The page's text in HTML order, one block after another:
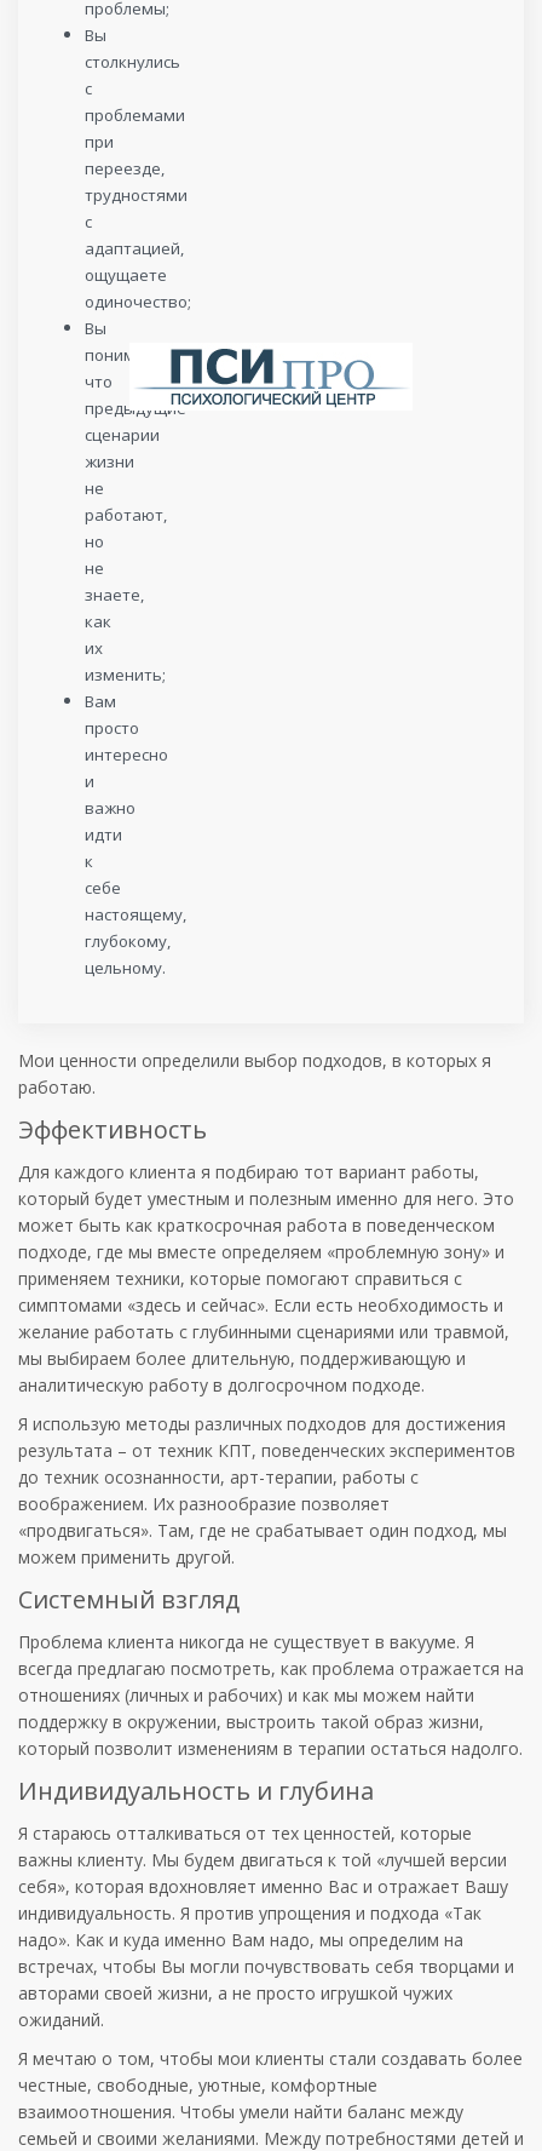
проблемы;
Вы
столкнулись
с
проблемами
при
переезде,
трудностями
с
адаптацией,
ощущаете
одиночество;
Вы
понимаете,
что
предыдущие
сценарии
жизни
не
работают,
но
не
знаете,
как
их
изменить;
Вам
просто
интересно
и
важно
идти
к
себе
настоящему,
глубокому,
цельному.
Мои ценности определили выбор подходов, в которых я
работаю.
Эффективность
Для каждого клиента я подбираю тот вариант работы,
который будет уместным и полезным именно для него. Это
может быть как краткосрочная работа в поведенческом
подходе, где мы вместе определяем «проблемную зону» и
применяем техники, которые помогают справиться с
симптомами «здесь и сейчас». Если есть необходимость и
желание работать с глубинными сценариями или травмой,
мы выбираем более длительную, поддерживающую и
аналитическую работу в долгосрочном подходе.
Я использую методы различных подходов для достижения
результата – от техник КПТ, поведенческих экспериментов
до техник осознанности, арт-терапии, работы с
воображением. Их разнообразие позволяет
«продвигаться». Там, где не срабатывает один подход, мы
можем применить другой.
Системный взгляд
Проблема клиента никогда не существует в вакууме. Я
всегда предлагаю посмотреть, как проблема отражается на
отношениях (личных и рабочих) и как мы можем найти
поддержку в окружении, выстроить такой образ жизни,
который позволит изменениям в терапии остаться надолго.
Индивидуальность и глубина
Я стараюсь отталкиваться от тех ценностей, которые
важны клиенту. Мы будем двигаться к той «лучшей версии
себя», которая вдохновляет именно Вас и отражает Вашу
индивидуальность. Я против упрощения и подхода «Так
надо». Как и куда именно Вам надо, мы определим на
встречах, чтобы Вы могли почувствовать себя творцами и
авторами своей жизни, а не просто игрушкой чужих
ожиданий.
Я мечтаю о том, чтобы мои клиенты стали создавать более
честные, свободные, уютные, комфортные
взаимоотношения. Чтобы умели найти баланс между
семьей и своими желаниями. Между потребностями детей и